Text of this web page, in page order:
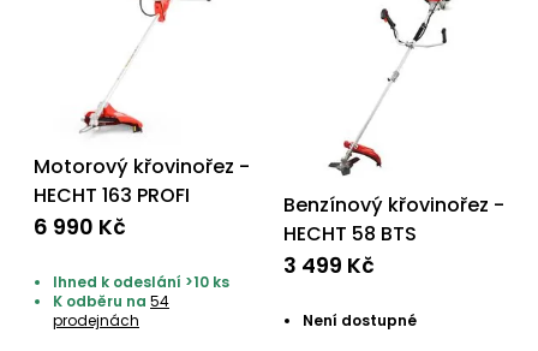
Motorový křovinořez -
HECHT 163 PROFI
6 990 Kč
Ihned k odeslání >10 ks
K odběru na 54
prodejnách
Benzínový křovinořez -
HECHT 58 BTS
3 499 Kč
Není dostupné